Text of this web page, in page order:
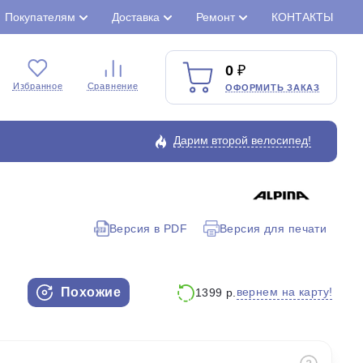
Покупателям Доставка Ремонт КОНТАКТЫ
Избранное Сравнение
0
ОФОРМИТЬ ЗАКАЗ
Дарим второй велосипед!
Версия в PDF Версия для печати
Похожие 1399 р. вернем на карту!